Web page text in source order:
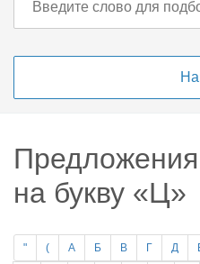
на букву «Ц»
" ( А Б В Г Д